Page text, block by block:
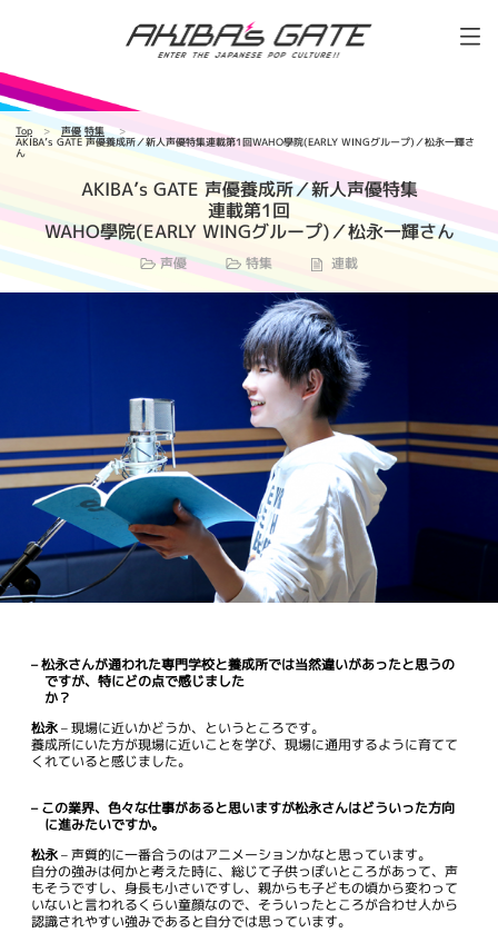
Top 声優 特集
AKIBA’s GATE 声優養成所／新人声優特集連載第1回WAHO學院(EARLY WINGグループ)／松永一輝さ
ん
AKIBA’s GATE 声優養成所／新人声優特集
連載第1回
WAHO學院(EARLY WINGグループ)／松永一輝さん
声優 特集 連載
– 松永さんが通われた専門学校と養成所では当然違いがあったと思うの
ですが、特にどの点で感じました
か？
松永– 現場に近いかどうか、というところです。
養成所にいた方が現場に近いことを学び、現場に通用するように育てて
くれていると感じました。
– この業界、色々な仕事があると思いますが松永さんはどういった方向
に進みたいですか。
松永– 声質的に一番合うのはアニメーションかなと思っています。
自分の強みは何かと考えた時に、総じて子供っぽいところがあって、声
もそうですし、身長も小さいですし、親からも子どもの頃から変わって
いないと言われるくらい童顔なので、そういったところが合わせ人から
認識されやすい強みであると自分では思っています。